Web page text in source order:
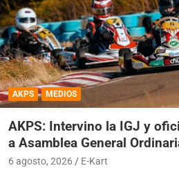
AKPS MEDIOS
AKPS: Intervino la IGJ y
a Asamblea General
6 agosto, 2026 E-Kart